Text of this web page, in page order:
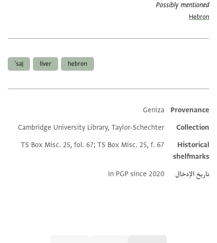
Possibly mentioned
Hebron
hebron
liver
saj'
Additional metadata
Provenance
Geniza
Collection
Cambridge University Library, Taylor-Schechter
Historical
shelfmarks
TS Box Misc. 25, fol. 67; TS Box Misc. 25, f. 67
تاريخ الإدخال In PGP since 2020